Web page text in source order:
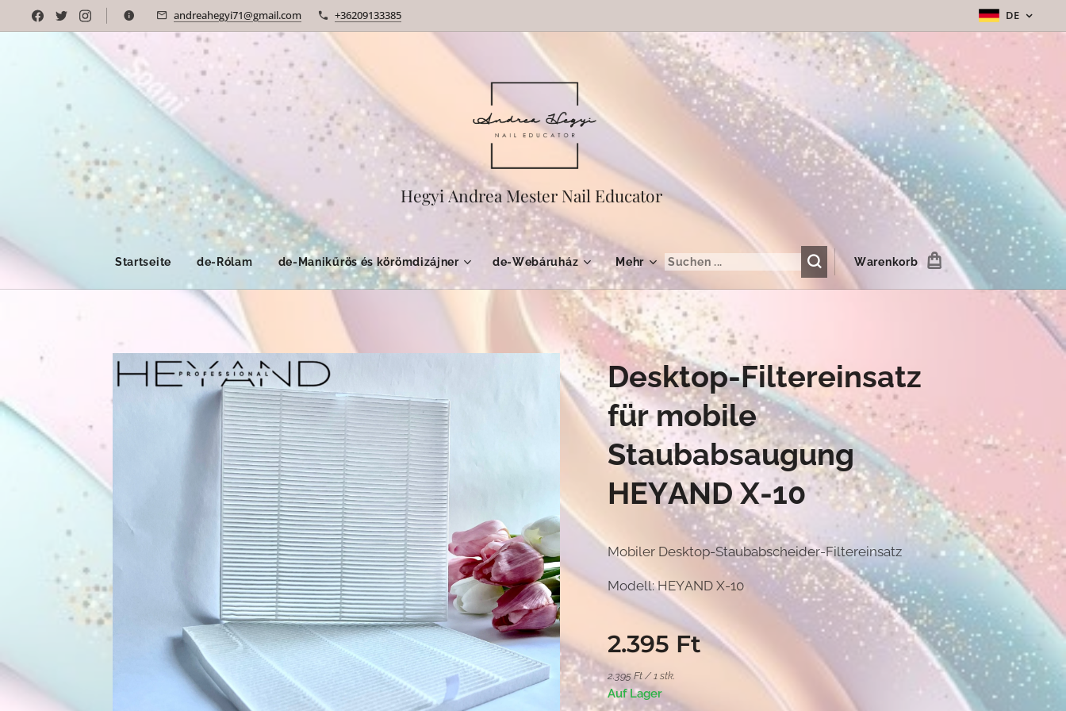
andreahegyi71@gmail.com +36209133385 DE
Hegyi Andrea Mester Nail Educator
Startseite de-Rólam de-Manikűrös és körömdizájner de-Webáruház Mehr Warenkorb
Desktop-Filtereinsatz
für mobile
Staubabsaugung
HEYAND X-10
Mobiler Desktop-Staubabscheider-Filtereinsatz
Modell: HEYAND X-10
2.395 Ft
2.395 Ft / 1 stk.
Auf Lager